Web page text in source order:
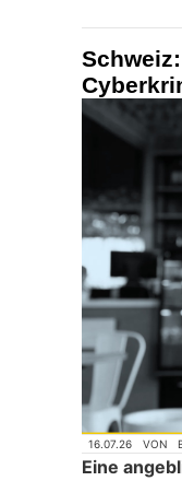
16.07.26 VON
Eine